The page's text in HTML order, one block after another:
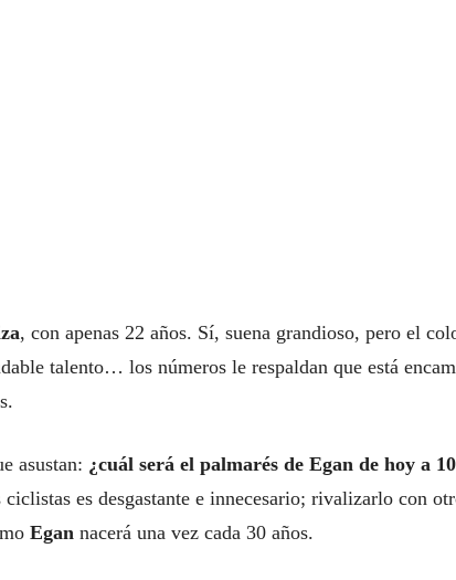
, con apenas 22 años. Sí, suena grandioso, pero el
talento… los números le respaldan que está
asustan: ¿cuál será el palmarés de Egan de hoy a
es desgastante e innecesario; rivalizarlo con
Egan nacerá una vez cada 30 años.